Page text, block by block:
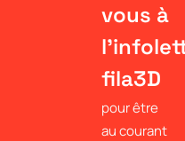
vous à
fila3D
pour être
au courant